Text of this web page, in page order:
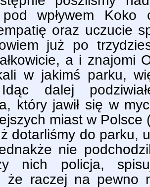
wpływem Koko
oraz uczucie
już po
a i znajomi
w jakimś parku,
dalej
który jawił się w
miast w Polsce
dotarliśmy do parku,
nie
nich policja,
że raczej na pewno